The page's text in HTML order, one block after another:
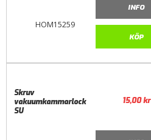
HOM15259
INFO
KÖP
Skruv
vakuumkammarlock
SU
15,00kr